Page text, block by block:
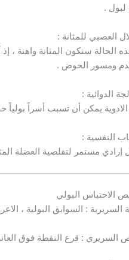
لبول .
العصبي للمثانة :
الحالة ستكون المثانة واهنة ،
ومسور الحوض .
الدوائية :
يمكن أن تسبب أسراً بولياً
النفسية :
إرادي مستمر لتقلصية العضلة
الاحتباس البولي
السريرية : السوابق البولية ،
السريري : قرع النقطة فوق العانة